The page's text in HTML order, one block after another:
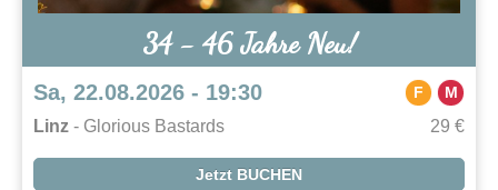
34 - 46 Jahre Neu!
Sa, 22.08.2026 - 19:30 F M
Linz - Glorious Bastards 29 €
Jetzt BUCHEN